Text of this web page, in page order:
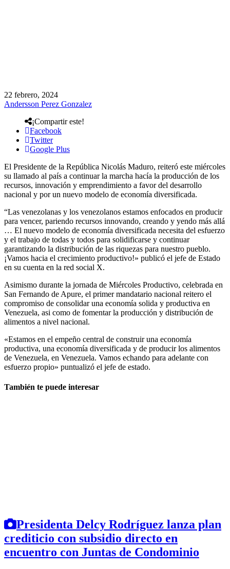
22 febrero, 2024
Andersson Perez Gonzalez
¡Compartir este!
Facebook
Twitter
Google Plus
El Presidente de la República Nicolás Maduro, reiteró este miércoles
su llamado al país a continuar la marcha hacía la producción de los
recursos, innovación y emprendimiento a favor del desarrollo
nacional y por un nuevo modelo de economía diversificada.
“Las venezolanas y los venezolanos estamos enfocados en producir
para vencer, pariendo recursos innovando, creando y yendo más allá
… El nuevo modelo de economía diversificada necesita del esfuerzo
y el trabajo de todas y todos para solidificarse y continuar
garantizando la distribución de las riquezas para nuestro pueblo.
¡Vamos hacia el crecimiento productivo!» publicó el jefe de Estado
en su cuenta en la red social X.
Asimismo durante la jornada de Miércoles Productivo, celebrada en
San Fernando de Apure, el primer mandatario nacional reitero el
compromiso de consolidar una economía solida y productiva en
Venezuela, asi como de fomentar la producción y distribución de
alimentos a nivel nacional.
«Estamos en el empeño central de construir una economía
productiva, una economía diversificada y de producir los alimentos
de Venezuela, en Venezuela. Vamos echando para adelante con
esfuerzo propio» puntualizó el jefe de estado.
También te puede interesar
Presidenta Delcy Rodríguez lanza plan
crediticio con subsidio directo en
encuentro con Juntas de Condominio